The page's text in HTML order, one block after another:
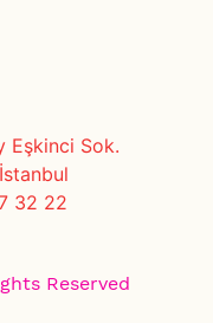
Eşkinci Sok.
32 22
Reserved